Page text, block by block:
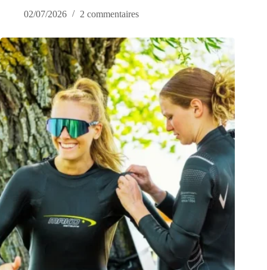
02/07/2026
2 commentaires